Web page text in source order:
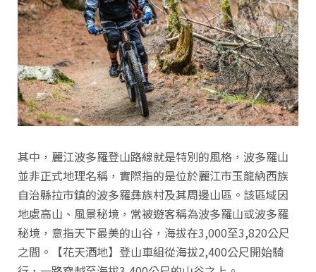
其中，麗江波多羅登山路線就是特別的風格，波多羅山
並非正式地理名稱，實際指的是位於‌麗江市玉龍納西族
自治縣拉市鎮的‌波多羅彝族村及其周邊山區。該區域因
地處高山、風景秘境，常被遊客稱為波多羅山或波多羅
秘境，意指‌天下最美的山谷，海拔在3,000至3,820公尺
之間。【花天酒地】登山車組從海拔2,400公尺開始騎